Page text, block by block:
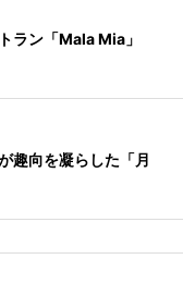
ラン「Mala Mia」
趣向を凝らした「月